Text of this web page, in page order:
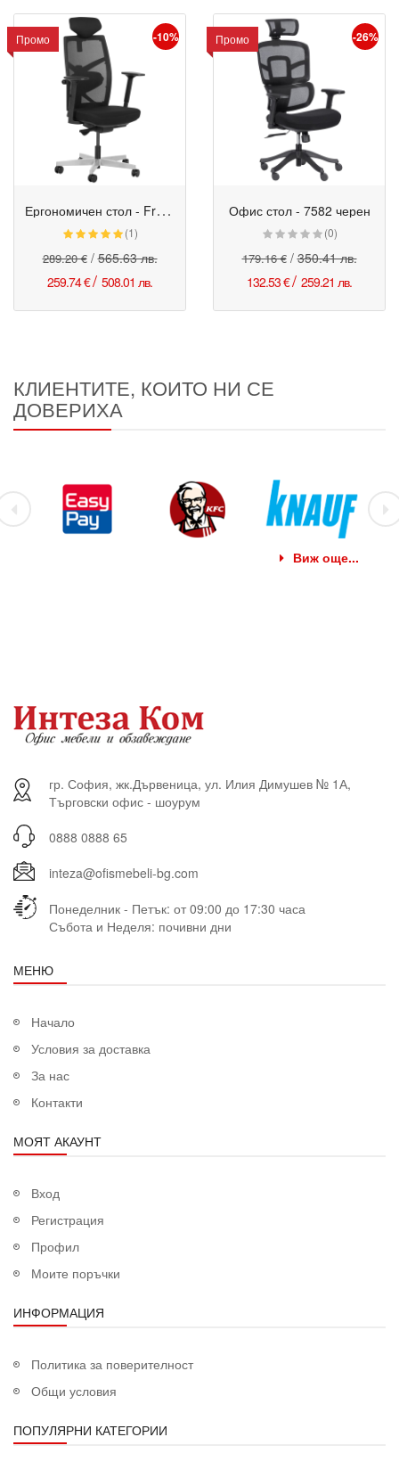
Промо
Промо
-10%
Е
ргономичен стол - Fredo черен
(1)
289.20 €/565.63 лв.
259.74 €/ 508.01 лв.
Промо
Промо
-26%
Офис стол - 7582 черен
(0)
179.16 €/350.41 лв.
132.53 €/ 259.21 лв.
КЛИЕНТИТЕ, КОИТО НИ СЕ
ДОВЕРИХА
Виж още...
гр. София, жк.Дървеница, ул. Илия Димушев № 1А,
Търговски офис - шоурум
0888 0888 65
inteza@ofismebeli-bg.com
Понеделник - Петък: от 09:00 до 17:30 часа
Събота и Неделя: почивни дни
МЕНЮ
Начало
Условия за доставка
За нас
Контакти
МОЯТ АКАУНТ
Вход
Регистрация
Профил
Моите поръчки
ИНФОРМАЦИЯ
Политика за поверителност
Общи условия
ПОПУЛЯРНИ КАТЕГОРИИ